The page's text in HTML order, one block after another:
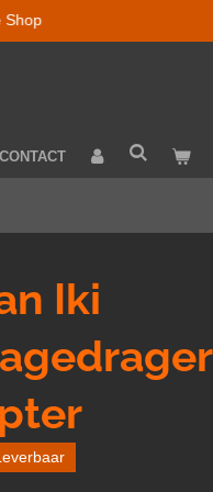
Shop
CONTACT
Iki